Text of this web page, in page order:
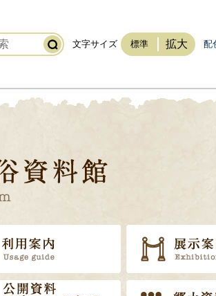
文字サイズ 標準 拡大 配
公開資料・デジタ